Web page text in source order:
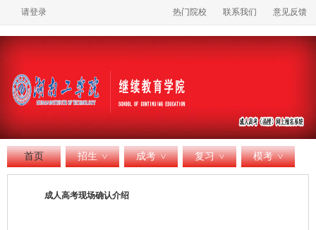
请登录 热门院校 联系我们 意见反馈
首页 招生 > 成考 > 复习 > 模考 >
成人高考现场确认介绍